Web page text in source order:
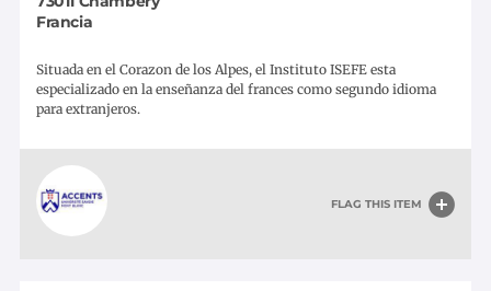
FLAG THIS ITEM
Francia
Situada en el Corazon de los Alpes, el Instituto ISEFE esta
especializado en la enseñanza del frances como segundo idioma
para extranjeros.